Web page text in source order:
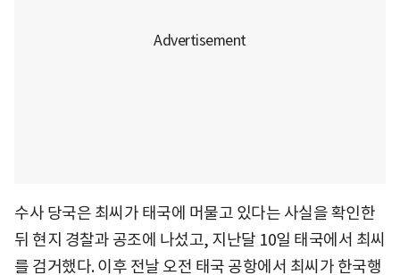
수사 당국은 최씨가 태국에 머물고 있다는 사실을 확인한
뒤 현지 경찰과 공조에 나섰고, 지난달 10일 태국에서 최씨
를 검거했다. 이후 전날 오전 태국 공항에서 최씨가 한국행